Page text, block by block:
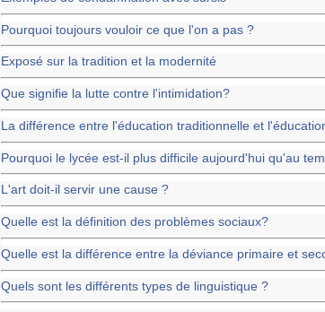
Pourquoi toujours vouloir ce que l'on a pas ?
Exposé sur la tradition et la modernité
Que signifie la lutte contre l'intimidation?
La différence entre l'éducation traditionnelle et
Pourquoi le lycée est-il plus difficile aujourd'hui qu'au
L'art doit-il servir une cause ?
Quelle est la définition des problèmes sociaux?
Quelle est la différence entre la déviance primaire et
Quels sont les différents types de linguistique ?